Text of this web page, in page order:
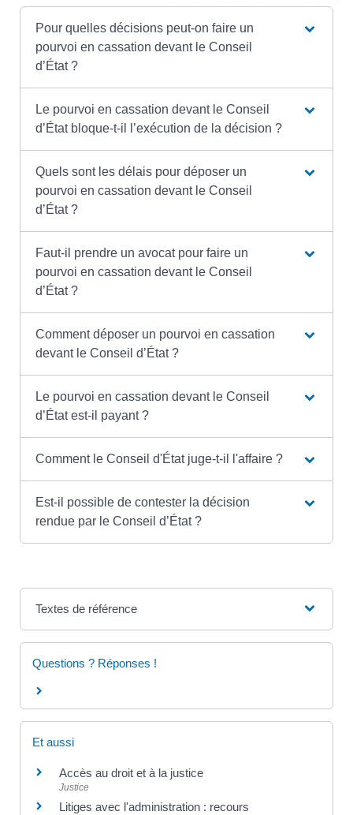
Pour quelles décisions peut-on faire un
pourvoi en cassation devant le Conseil
d’État ?
Le pourvoi en cassation devant le Conseil
d’État bloque-t-il l’exécution de la décision ?
Quels sont les délais pour déposer un
pourvoi en cassation devant le Conseil
d’État ?
Faut-il prendre un avocat pour faire un
pourvoi en cassation devant le Conseil
d’État ?
Comment déposer un pourvoi en cassation
devant le Conseil d’État ?
Le pourvoi en cassation devant le Conseil
d’État est-il payant ?
Comment le Conseil d'État juge-t-il l'affaire ?
Est-il possible de contester la décision
rendue par le Conseil d’État ?
Textes de référence
Questions ? Réponses !
Et aussi
Accès au droit et à la justice
Justice
Litiges avec l'administration : recours